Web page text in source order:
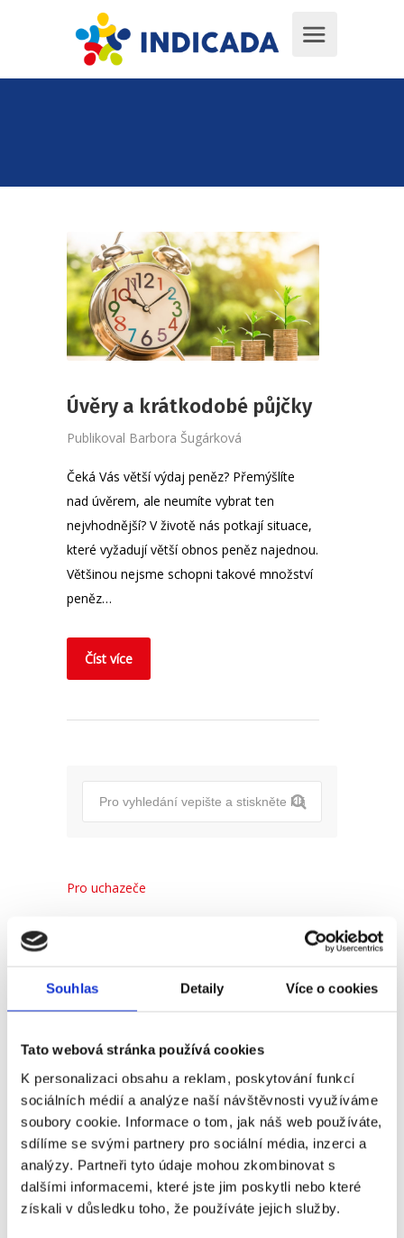
Souhlas Detaily Více o cookies
Tato webová stránka používá cookies
K personalizaci obsahu a reklam, poskytování funkcí
sociálních médií a analýze naší návštěvnosti využíváme
soubory cookie. Informace o tom, jak náš web používáte,
sdílíme se svými partnery pro sociální média, inzerci a
analýzy. Partneři tyto údaje mohou zkombinovat s
dalšími informacemi, které jste jim poskytli nebo které
získali v důsledku toho, že používáte jejich služby.
Úvěry a krátkodobé půjčky
Publikoval Barbora Šugárková
Čeká Vás větší výdaj peněz? Přemýšlíte
nad úvěrem, ale neumíte vybrat ten
nejvhodnější? V životě nás potkají situace,
které vyžadují větší obnos peněz najednou.
Většinou nejsme schopni takové množství
peněz…
Číst více
Pro uchazeče
Recent Popular Comments
(Ne)komunikace se
zaměstnavatelem
18. 9. 2025